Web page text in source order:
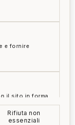
cookie
e fornire
il sito in forma
Rifiuta non
essenziali